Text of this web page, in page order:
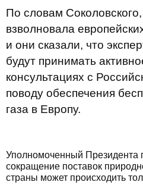
По словам
взволновала
и они сказали, что
будут принимать
консультациях с
поводу обеспечения
газа в Европу.
Уполномоченный Президента
сокращение поставок
страны может происходить